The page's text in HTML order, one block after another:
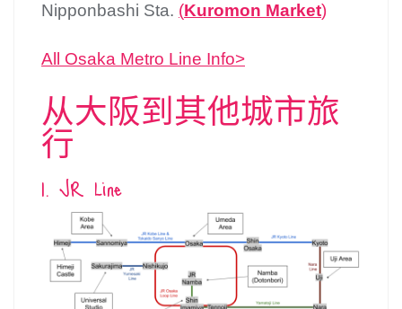
Nipponbashi Sta. (Kuromon Market)
All Osaka Metro Line Info>
从大阪到其他城市旅
行
1. JR Line